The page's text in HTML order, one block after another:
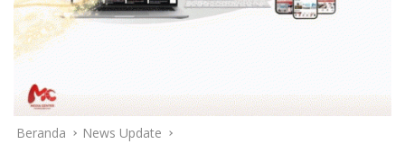
Beranda News Update